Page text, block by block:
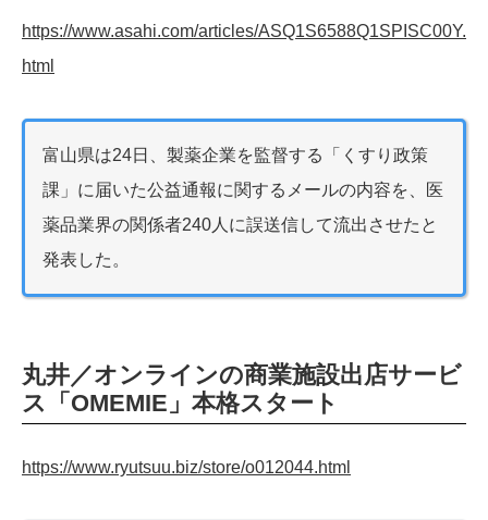
https://www.asahi.com/articles/ASQ1S6588Q1SPISC00Y.
html
富山県は24日、製薬企業を監督する「くすり政策
課」に届いた公益通報に関するメールの内容を、医
薬品業界の関係者240人に誤送信して流出させたと
発表した。
丸井／オンラインの商業施設出店サービ
ス「OMEMIE」本格スタート
https://www.ryutsuu.biz/store/o012044.html